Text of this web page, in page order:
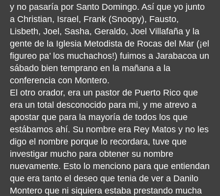
y no pasaría por Santo Domingo. Así que yo junto
a Christian, Israel, Frank (Snoopy), Fausto,
Lisbeth, Joel, Sasha, Geraldo, Joel Villafaña y la
gente de la Iglesia Metodista de Rocas del Mar (¡el
figureo pa’ los muchachos!) fuimos a Jarabacoa un
sábado bien temprano en la mañana a la
conferencia con Montero.
El otro orador, era un pastor de Puerto Rico que
era un total desconocido para mi, y me atrevo a
apostar que para la mayoría de todos los que
estábamos ahí. Su nombre era Rey Matos y no les
digo el nombre porque lo recordara, tuve que
investigar mucho para obtener su nombre
nuevamente. Esto lo menciono para que entiendan
que era tanto el deseo que tenia de ver a Danilo
Montero que ni siquiera estaba prestando mucha